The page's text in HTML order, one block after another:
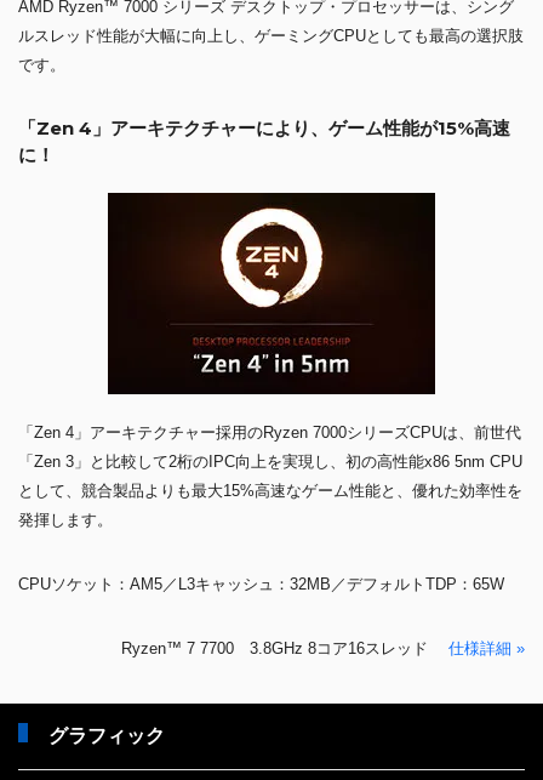
AMD Ryzen™ 7000 シリーズ デスクトップ・プロセッサーは、シング
ルスレッド性能が大幅に向上し、ゲーミングCPUとしても最高の選択肢
です。
「Zen 4」アーキテクチャーにより、ゲーム性能が15%高速
に！
「Zen 4」アーキテクチャー採用のRyzen 7000シリーズCPUは、前世代
「Zen 3」と比較して2桁のIPC向上を実現し、初の高性能x86 5nm CPU
として、競合製品よりも最大15%高速なゲーム性能と、優れた効率性を
発揮します。
CPUソケット：AM5／L3キャッシュ：32MB／デフォルトTDP：65W
Ryzen™ 7 7700 3.8GHz 8コア16スレッド 仕様詳細 »
グラフィック